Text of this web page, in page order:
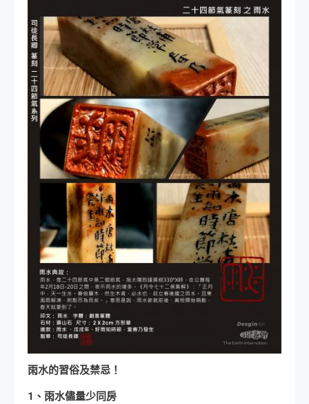
雨水的習俗及禁忌！
1、雨水儘量少同房